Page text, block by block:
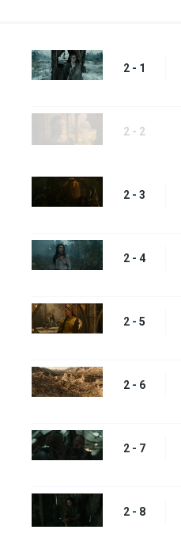
2 - 1
2 - 2
2 - 3
2 - 4
2 - 5
2 - 6
2 - 7
2 - 8